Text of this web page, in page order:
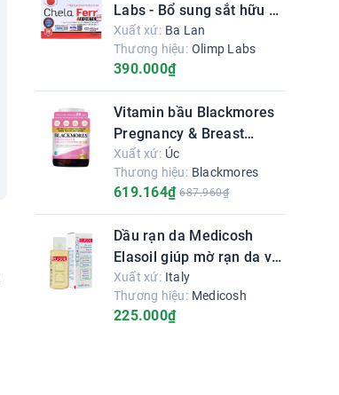
Labs - Bổ sung sắt hữu cơ
cho bà bầu
Xuất xứ: Ba Lan
Thương hiệu: Olimp Labs
390.000₫
Vitamin bầu Blackmores
Pregnancy & Breast
Feeding Gold - Bổ sung
vitamin tổng hợp cho bà
bầu
Xuất xứ: Úc
Thương hiệu: Blackmores
619.164₫ 687.960₫
Dầu rạn da Medicosh
Elasoil giúp mờ rạn da và
ngăn ngừa vết rạn
Xuất xứ: Italy
Thương hiệu: Medicosh
225.000₫